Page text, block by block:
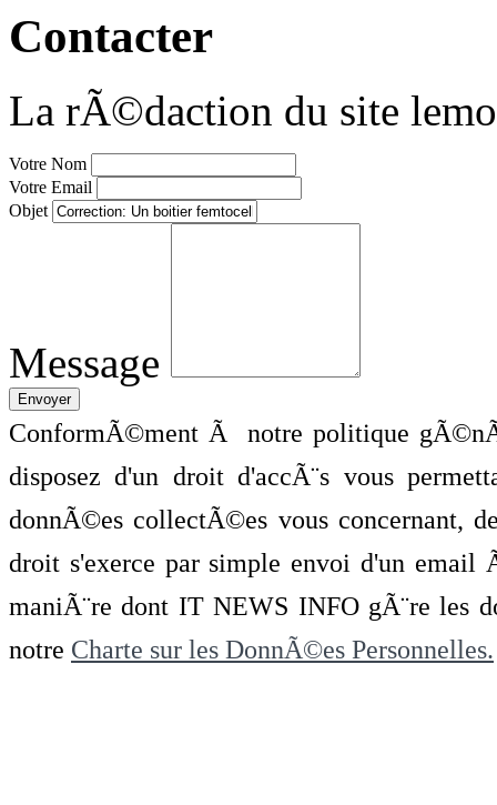
Contacter
La rÃ©daction du site
Votre Nom
Votre Email
Objet
Message
ConformÃ©ment Ã notre politique
disposez d'un droit d'accÃ¨s vous
donnÃ©es collectÃ©es vous concernant,
droit s'exerce par simple envoi d'un
maniÃ¨re dont IT NEWS INFO gÃ¨re les
notre Charte sur les DonnÃ©es Personnelles.